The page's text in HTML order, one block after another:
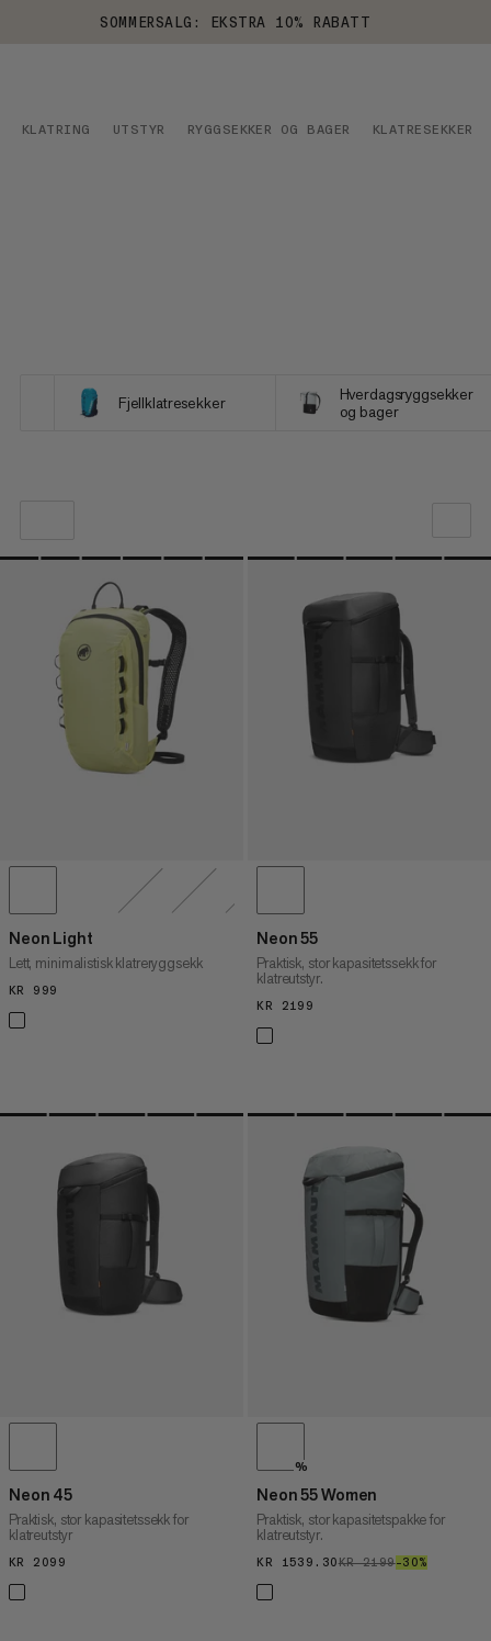
SOMMERSALG: EKSTRA 10% RABATT
KLATRING UTSTYR RYGGSEKKER OG BAGER KLATRESEKKER
Fjellklatresekker
Hverdagsryggsekker
og bager
VÅR ANBEFALING
PRIS LAV TIL HØY
PRIS HØY TIL LAV
HVA ER NYTT
RANGERING
Neon Light
Lett, minimalistisk klatreryggsekk
KR 999
Neon 55
Praktisk, stor kapasitetssekk for
klatreutstyr.
KR 2199
Neon 45
Praktisk, stor kapasitetssekk for
klatreutstyr
KR 2099
%
Neon 55 Women
Praktisk, stor kapasitetspakke for
klatreutstyr.
KR 1539.30KR 1539.30
KR 2199KR 2199
–30%